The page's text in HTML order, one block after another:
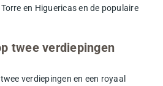
en Higuericas en de populaire
twee verdiepingen
verdiepingen en een royaal